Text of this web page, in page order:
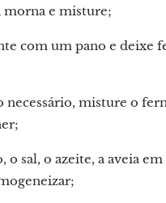
morna e misture;
com um pano e deixe
necessário, misture o
o sal, o azeite, a aveia